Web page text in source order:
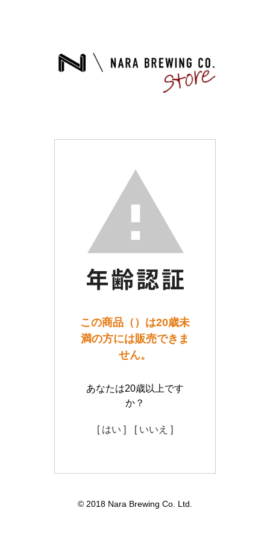
この商品（）は20歳未
満の方には販売できま
せん。
あなたは20歳以上です
か？
[ はい ] [ いいえ ]
© 2018 Nara Brewing Co. Ltd.